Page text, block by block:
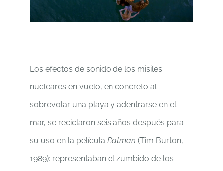
Los efectos de sonido de los misiles
nucleares en vuelo, en concreto al
sobrevolar una playa y adentrarse en el
mar, se reciclaron seis años después para
su uso en la película Batman (Tim Burton,
1989): representaban el zumbido de los